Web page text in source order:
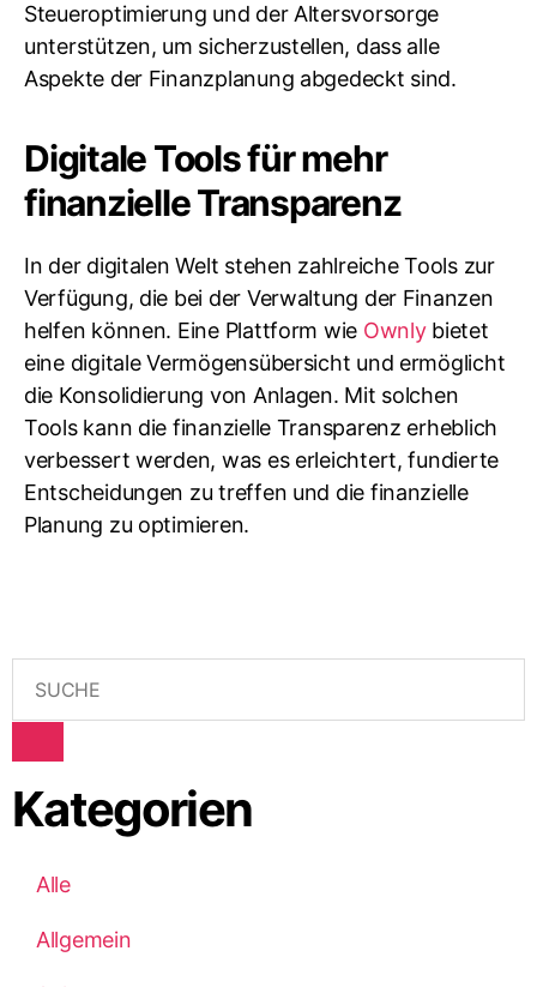
Steueroptimierung und der Altersvorsorge
unterstützen, um sicherzustellen, dass alle
Aspekte der Finanzplanung abgedeckt sind.
Digitale Tools für mehr
finanzielle Transparenz
In der digitalen Welt stehen zahlreiche Tools zur
Verfügung, die bei der Verwaltung der Finanzen
helfen können. Eine Plattform wie Ownlybietet
eine digitale Vermögensübersicht und ermöglicht
die Konsolidierung von Anlagen. Mit solchen
Tools kann die finanzielle Transparenz erheblich
verbessert werden, was es erleichtert, fundierte
Entscheidungen zu treffen und die finanzielle
Planung zu optimieren.
Kategorien
Alle
Allgemein